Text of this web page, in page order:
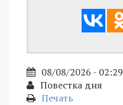
08/08/2026 - 02:29
Повестка дня
Печать